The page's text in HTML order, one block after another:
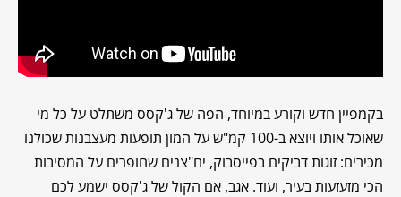
בקמפיין חדש וקורע במיוחד, הפה של ג'קסס משתלט על כל מי
שאוכל אותו ויוצא ב-100 קמ"ש על המון תופעות מעצבנות שכולנו
מכירים: זוגות דביקים בפייסבוק, יח"צנים שחופרים על המסיבות
הכי מזעזעות בעיר, ועוד. אגב, אם הקול של ג'קסס ישמע לכם